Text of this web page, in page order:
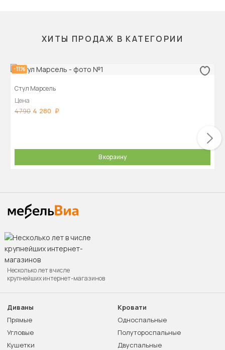
ХИТЫ ПРОДАЖ В КАТЕГОРИИ
-11%
Стул Марсель
Цена
4 790 4 280
В корзину
Несколько лет в числе
крупнейших интернет-магазинов
Диваны
Прямые
Угловые
Кушетки
Кровати
Односпальные
Полутороспальные
Двуспальные